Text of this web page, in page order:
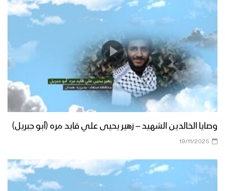
وصايا الخالدين الشهيد – زهير يحيى علي قايد مره (أبو جبريل)
19/11/2025